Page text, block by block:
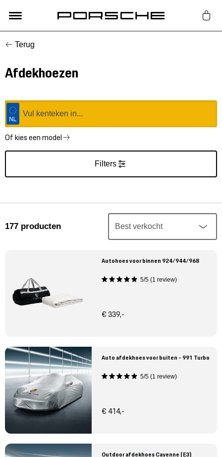
Lifestyle
Auto Accessoires
Classic
Nieuw
Mijn account
Meer Porsche
Terug
Afdekhoezen
Of kies een model
Filters
177 producten
Autohoes voor binnen 924/944/968
5/5 (1 review)
€ 339,-
Auto afdekhoes voor buiten - 991 Turbo
5/5 (1 review)
€ 414,-
Outdoor afdekhoes Cayenne (E3)